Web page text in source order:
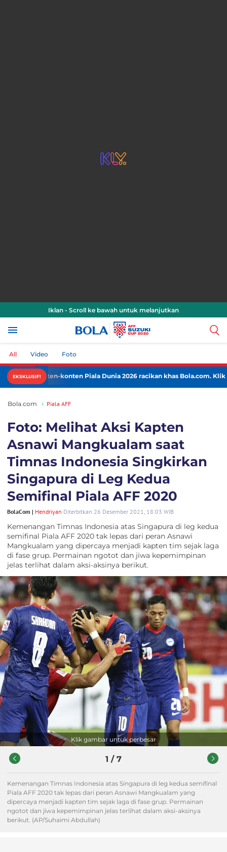
Iklan - Scroll ke bawah untuk melanjutkan
All Video Foto
EKSKLUSIF!
konten-konten Piala Dunia 2026 racikan khas Bola.com. Klik di
Bola.com Piala AFF
Foto: Melihat Aksi Kapten
Asnawi Mangkualam saat
Timnas Indonesia Singkirkan
Singapura di Leg Kedua
Semifinal Piala AFF 2020
BolaCom | Hendriyan Diterbitkan 26 Desember 2021, 18:03 WIB
Kemenangan Timnas Indonesia atas Singapura di leg kedua
semifinal Piala AFF 2020 tak lepas dari peran Asnawi
Mangkualam yang dipercaya menjadi kapten tim sejak laga
di fase grup. Permainan ngotot dan jiwa kepemimpinan
jelas terlihat dalam aksi-aksinya berikut.
Klik gambar untuk perbesar
1 / 7
Kemenangan Timnas Indonesia atas Singapura di leg kedua semifinal
Piala AFF 2020 tak lepas dari peran Asnawi Mangkualam yang
dipercaya menjadi kapten tim sejak laga di fase grup. Permainan
ngotot dan jiwa kepemimpinan jelas terlihat dalam aksi-aksinya
berikut. (AP/Suhaimi Abdullah)